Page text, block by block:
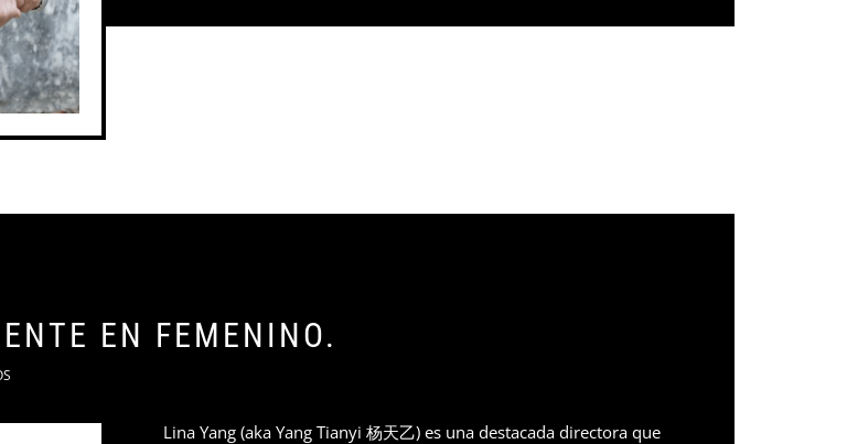
EN FEMENINO.
Lina Yang (aka Yang Tianyi 杨天乙) es una destacada directora que